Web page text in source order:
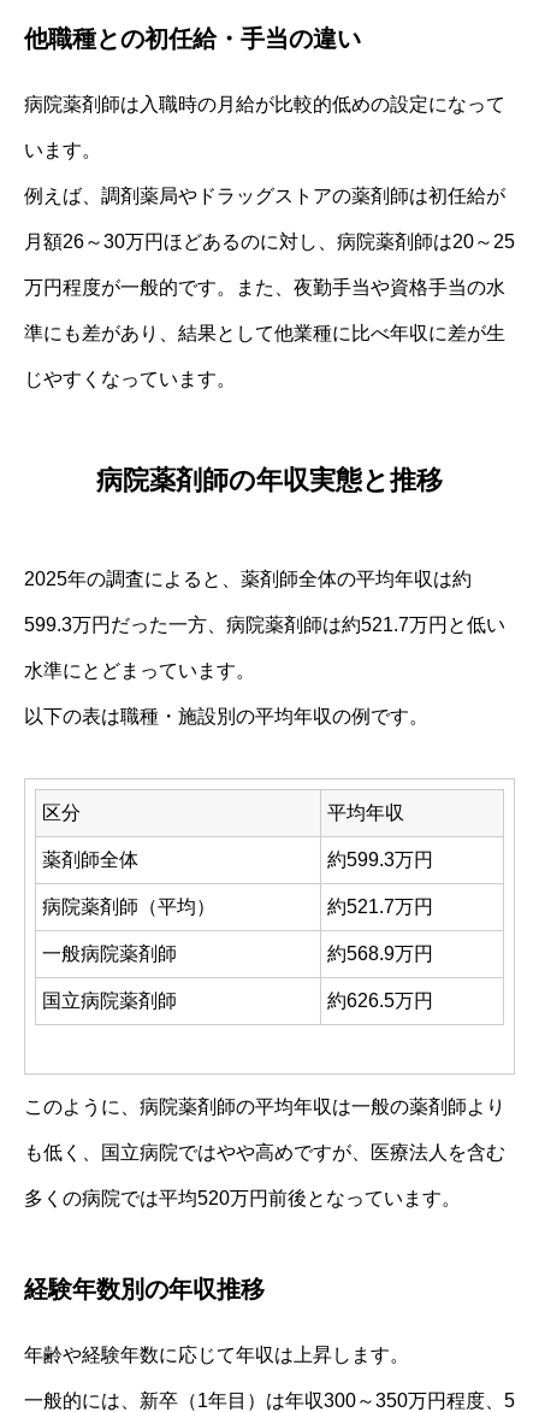
他職種との初任給・手当の違い
病院薬剤師は入職時の月給が比較的低めの設定になって
います。
例えば、調剤薬局やドラッグストアの薬剤師は初任給が
月額26～30万円ほどあるのに対し、病院薬剤師は20～25
万円程度が一般的です。また、夜勤手当や資格手当の水
準にも差があり、結果として他業種に比べ年収に差が生
じやすくなっています。
病院薬剤師の年収実態と推移
2025年の調査によると、薬剤師全体の平均年収は約
599.3万円だった一方、病院薬剤師は約521.7万円と低い
水準にとどまっています。
以下の表は職種・施設別の平均年収の例です。
区分 平均年収
薬剤師全体 約599.3万円
病院薬剤師（平均） 約521.7万円
一般病院薬剤師 約568.9万円
国立病院薬剤師 約626.5万円
このように、病院薬剤師の平均年収は一般の薬剤師より
も低く、国立病院ではやや高めですが、医療法人を含む
多くの病院では平均520万円前後となっています。
経験年数別の年収推移
年齢や経験年数に応じて年収は上昇します。
一般的には、新卒（1年目）は年収300～350万円程度、5